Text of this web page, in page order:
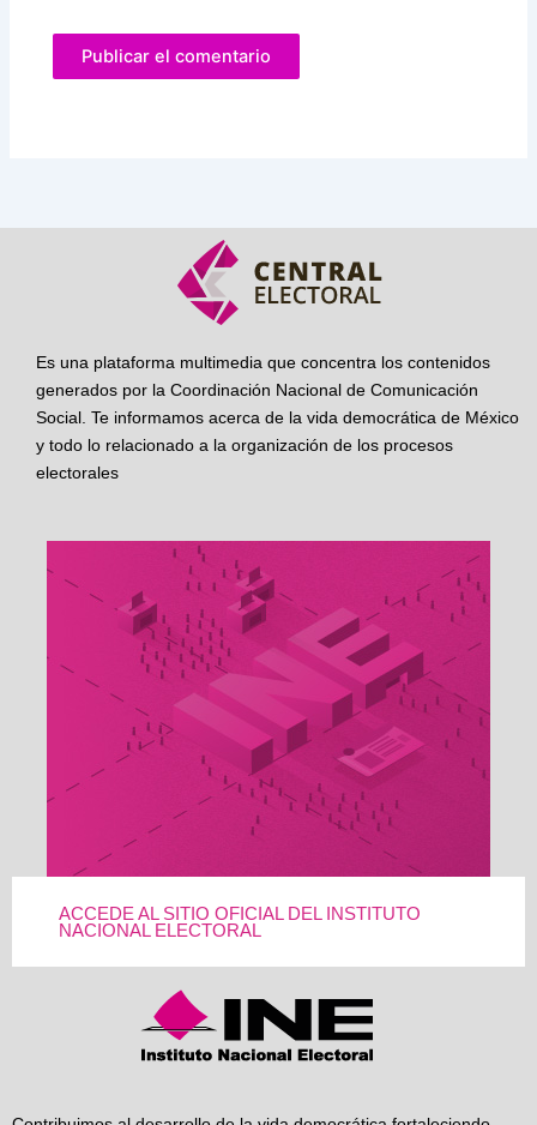
Es una plataforma multimedia que concentra los contenidos
generados por la Coordinación Nacional de Comunicación
Social. Te informamos acerca de la vida democrática de México
y todo lo relacionado a la organización de los procesos
electorales
ACCEDE AL SITIO OFICIAL DEL INSTITUTO
NACIONAL ELECTORAL